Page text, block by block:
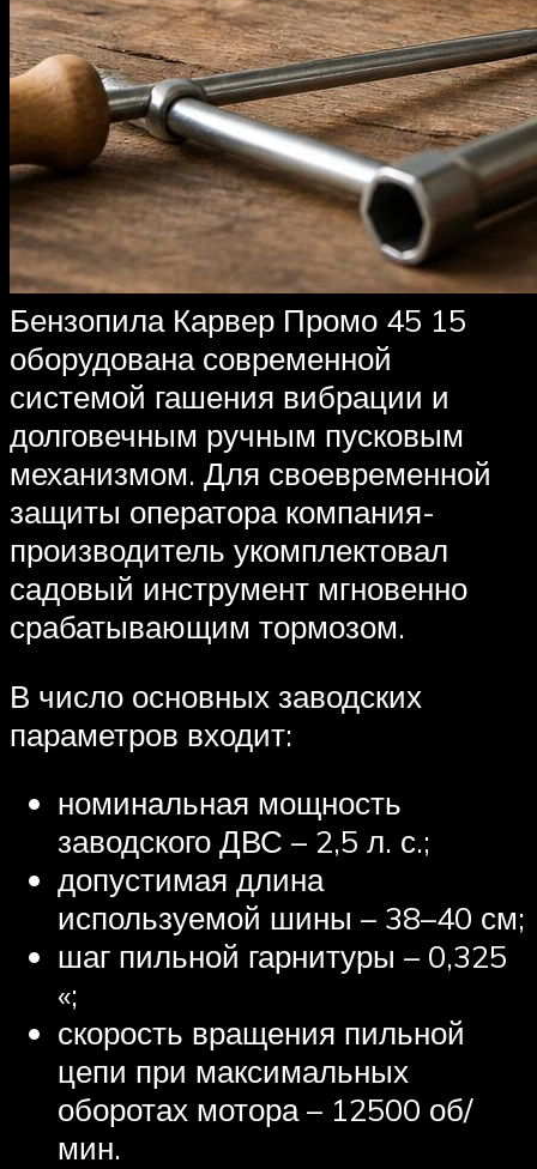
Бензопила Карвер Промо 45 15
оборудована современной
системой гашения вибрации и
долговечным ручным пусковым
механизмом. Для своевременной
защиты оператора компания-
производитель укомплектовал
садовый инструмент мгновенно
срабатывающим тормозом.
В число основных заводских
параметров входит:
номинальная мощность
заводского ДВС – 2,5 л. с.;
допустимая длина
используемой шины – 38–40 см;
шаг пильной гарнитуры – 0,325
«;
скорость вращения пильной
цепи при максимальных
оборотах мотора – 12500 об/
мин.